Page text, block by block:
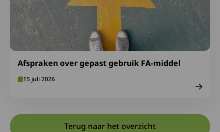
Afspraken over gepast gebruik FA-middel
15 juli 2026
Terug naar het overzicht